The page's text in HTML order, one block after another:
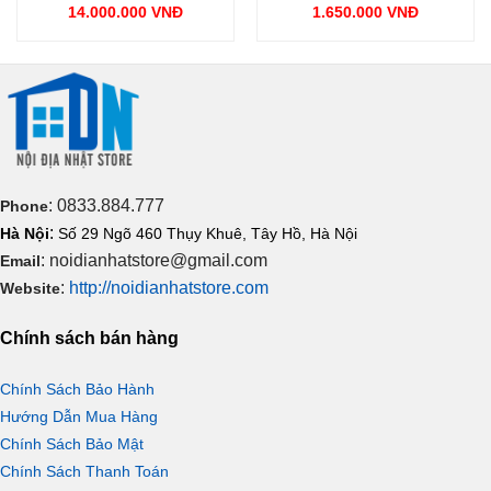
Sử dụng tiện lợi
vòi thiết kế nhỏ gọn giúp bạn dễ dàng cầm nắm sử dụng và kéo
hay vệ sinh dễ dàng ngay cả những nơi góc hẹp, tầm xa.
14.000.000 VNĐ
là:
hạng55
1.650.000 VNĐ
là:
Phone: 0833.884.777
Hà Nội: Số 29 Ngõ 460 Thụy Khuê, Tây Hồ, Hà Nội
Email: noidianhatstore@gmail.com
Website: http://noidianhatstore.com
Chính sách bán hàng
Chính Sách Bảo Hành
Hướng Dẫn Mua Hàng
Chính Sách Bảo Mật
Chính Sách Thanh Toán